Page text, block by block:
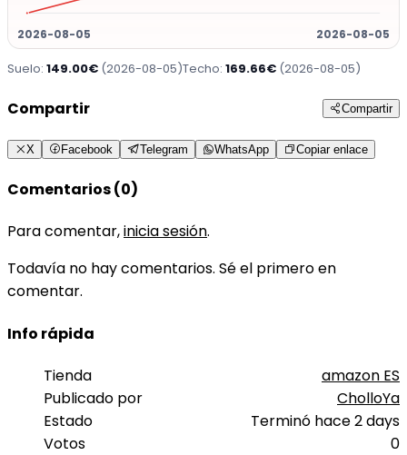
2026-08-05 2026-08-05
Suelo: 149.00€ (2026-08-05)Techo: 169.66€ (2026-08-05)
Compartir Compartir
X Facebook Telegram WhatsApp Copiar enlace
Comentarios (0)
Para comentar,inicia sesión.
Todavía no hay comentarios. Sé el primero en
comentar.
Info rápida
Tienda
amazon ES
Publicado por
CholloYa
Estado
Terminó hace 2 days
Votos
0